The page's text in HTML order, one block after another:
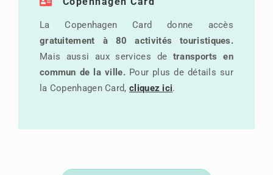
La Copenhagen Card donne accès
gratuitement à 80 activités touristiques.
Mais aussi aux services de transports en
commun de la ville.Pour plus de détails sur
la Copenhagen Card, cliquez ici.